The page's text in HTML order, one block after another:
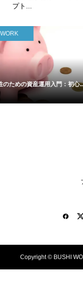
プト...
えるために...
婚活成功
Copyright ©BUSHI